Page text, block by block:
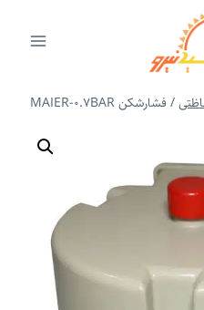
/ فشارشکن MAIER-0.7BAR